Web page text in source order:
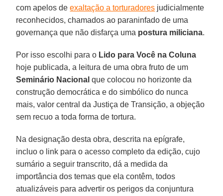
com apelos de exaltação a torturadores judicialmente
reconhecidos, chamados ao paraninfado de uma
governança que não disfarça uma postura miliciana.
Por isso escolhi para o Lido para Você na Coluna
hoje publicada, a leitura de uma obra fruto de um
Seminário Nacional que colocou no horizonte da
construção democrática e do simbólico do nunca
mais, valor central da Justiça de Transição, a objeção
sem recuo a toda forma de tortura.
Na designação desta obra, descrita na epígrafe,
incluo o link para o acesso completo da edição, cujo
sumário a seguir transcrito, dá a medida da
importância dos temas que ela contêm, todos
atualizáveis para advertir os perigos da conjuntura